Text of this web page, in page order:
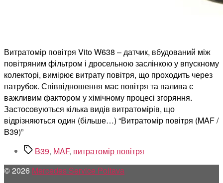
Витратомір повітря Vito W638 – датчик, вбудований між
повітряним фільтром і дросельною заслінкою у впускному
колекторі, вимірює витрату повітря, що проходить через
патрубок. Співвідношення мас повітря та палива є
важливим фактором у хімічному процесі згоряння.
Застосовуються кілька видів витратомірів, що
відрізняються один (більше…) “Витратомір повітря (MAF /
B39)”
Позначки
B39, MAF, витратомір повітря
© 2026 Mercedes Service Poltava